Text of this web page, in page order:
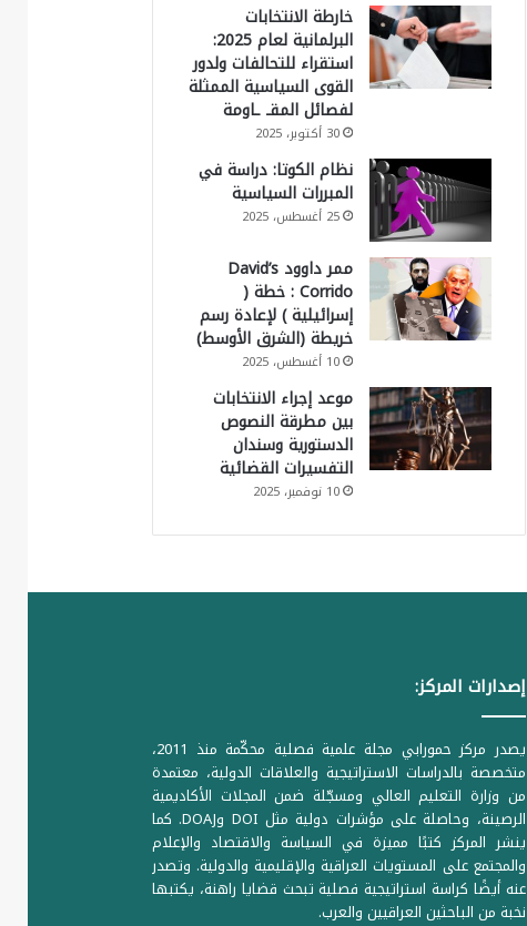
خارطة الانتخابات
البرلمانية لعام 2025:
استقراء للتحالفات ولدور
القوى السياسية الممثلة
لفصائل المقـ ـاومة
30 أكتوبر، 2025
نظام الكوتا: دراسة في
المبررات السياسية
25 أغسطس، 2025
ممر داوود David’s
Corrido : خطة (
إسرائيلية ) لإعادة رسم
خريطة (الشرق الأوسط)
10 أغسطس، 2025
موعد إجراء الانتخابات
بين مطرقة النصوص
الدستورية وسندان
التفسيرات القضائية
10 نوفمبر، 2025
إصدارات المركز:
يصدر مركز حمورابي مجلة علمية فصلية محكّمة منذ 2011،
متخصصة بالدراسات الاستراتيجية والعلاقات الدولية، معتمدة
من وزارة التعليم العالي ومسجّلة ضمن المجلات الأكاديمية
الرصينة، وحاصلة على مؤشرات دولية مثل DOI وDOAJ. كما
ينشر المركز كتبًا مميزة في السياسة والاقتصاد والإعلام
والمجتمع على المستويات العراقية والإقليمية والدولية. وتصدر
عنه أيضًا كراسة استراتيجية فصلية تبحث قضايا راهنة، يكتبها
نخبة من الباحثين العراقيين والعرب.